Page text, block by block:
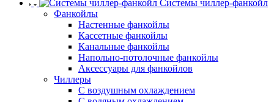
Системы чиллер-фанкойл
Фанкойлы
Настенные фанкойлы
Кассетные фанкойлы
Канальные фанкойлы
Напольно-потолочные фанкойлы
Аксессуары для фанкойлов
Чиллеры
С воздушным охлаждением